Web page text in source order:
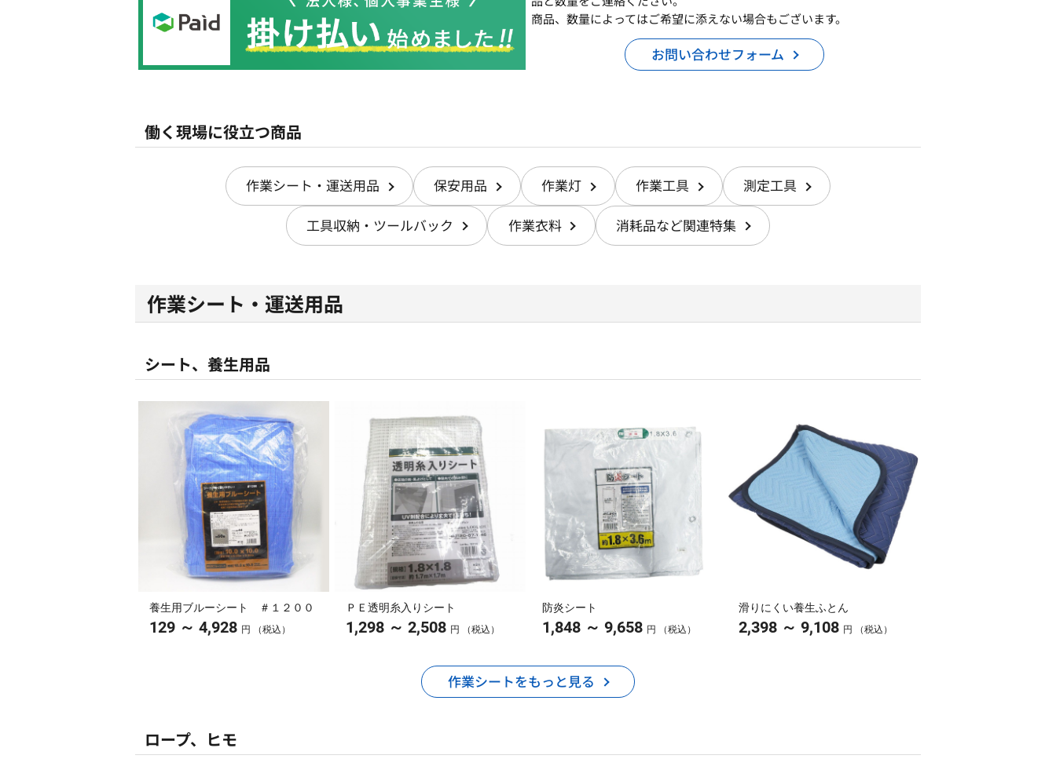
商品、数量によってはご希望に添えない場合もございます。
お問い合わせフォーム
働く現場に役立つ商品
作業シート・運送用品 保安用品 作業灯 作業工具 測定工具
工具収納・ツールバック 作業衣料 消耗品など関連特集
作業シート・運送用品
シート、養生用品
養生用ブルーシート ＃１２００
129 ～ 4,928 円 （税込）
ＰＥ透明糸入りシート
1,298 ～ 2,508 円 （税込）
防炎シート
1,848 ～ 9,658 円 （税込）
滑りにくい養生ふとん
2,398 ～ 9,108 円 （税込）
作業シートをもっと見る
ロープ、ヒモ